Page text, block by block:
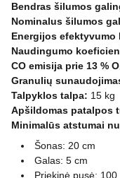
Bendras šilumos
Nominalus šilumos
Energijos efektyvumo
Naudingumo
CO emisija prie 13 %
Granulių
Talpyklos talpa: 15 kg
Apšildomas patalpos
Minimalūs atstumai
Šonas: 20 cm
Galas: 5 cm
Priekinė pusė: 100